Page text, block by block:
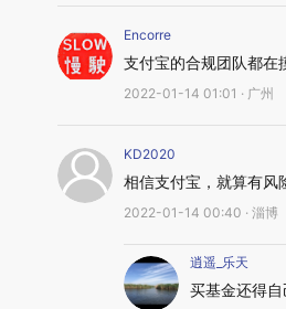
Encorre
支付宝的合规团队都在
2022-01-14 01:01 · 广州
KD2020
相信支付宝，就算有风
2022-01-14 00:40 · 淄博
逍遥_乐天
买基金还得